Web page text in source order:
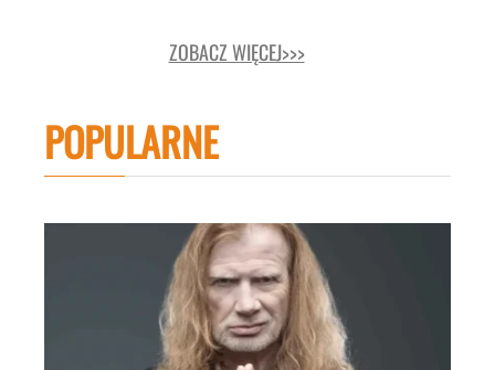
ZOBACZ WIĘCEJ>>>
POPULARNE